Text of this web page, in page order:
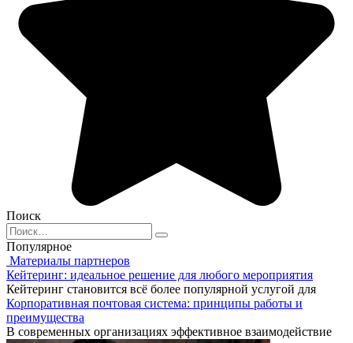
Поиск
Search
for:
Популярное
Материалы партнеров
Кейтеринг: идеальное решение для любого мероприятия
Кейтеринг становится всё более популярной услугой для
Корпоративная почтовая система: принципы работы и
преимущества
В современных организациях эффективное взаимодействие